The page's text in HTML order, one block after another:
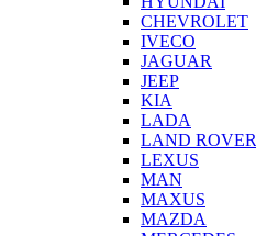
CHEVROLET
IVECO
JAGUAR
JEEP
KIA
LADA
LAND ROVER
LEXUS
MAN
MAXUS
MAZDA